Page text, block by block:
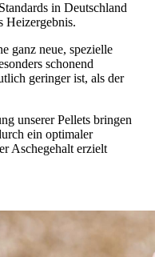
in Deutschland
Heizergebnis.
ganz neue, spezielle
schonend
geringer ist, als der
unserer Pellets bringen
ein optimaler
Aschegehalt erzielt